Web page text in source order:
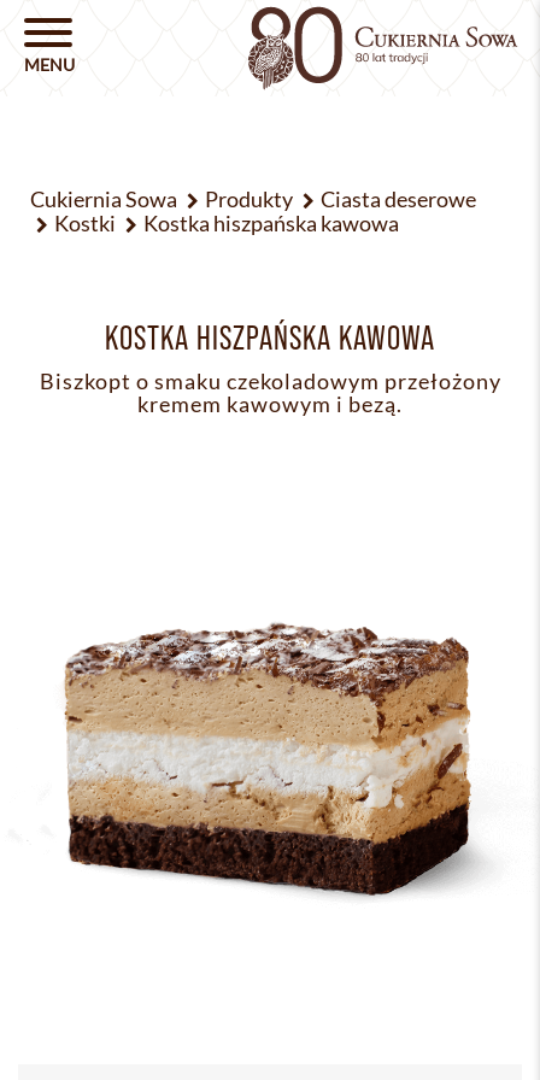
Cukiernia Sowa Produkty
Ciasta deserowe
Kostki
Kostka hiszpańska kawowa
KOSTKA HISZPAŃSKA KAWOWA
Biszkopt o smaku czekoladowym przełożony
kremem kawowym i bezą.